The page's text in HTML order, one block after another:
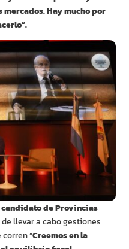
Hay mucho por
candidato de Provincias
llevar a cabo gestiones
“Creemos en la